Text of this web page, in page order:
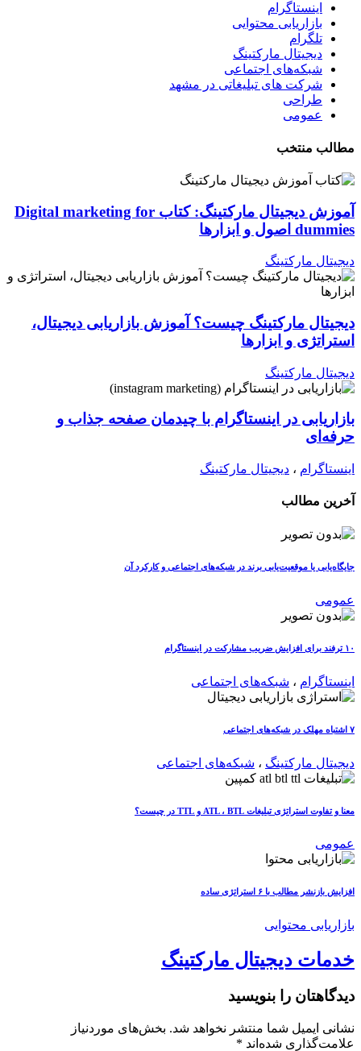
اینستاگرام
بازاریابی محتوایی
تلگرام
دیجیتال مارکتینگ
شبکه‌های اجتماعی
شرکت های تبلیغاتی در مشهد
طراحی
عمومی
مطالب منتخب
آموزش دیجیتال مارکتینگ: کتاب Digital marketing for
dummies اصول و ابزارها
دیجیتال مارکتینگ
دیجیتال مارکتینگ چیست؟ آموزش بازاریابی دیجیتال،
استراتژی و ابزارها
دیجیتال مارکتینگ
بازاریابی در اینستاگرام با چیدمان صفحه جذاب و
حرفه‌ای
اینستاگرام ، دیجیتال مارکتینگ
آخرین مطالب
جایگاه‌یابی یا موقعیت‌یابی برند در شبکه‌های اجتماعی و کارکرد آن
عمومی
۱۰ ترفند برای افزایش ضریب مشارکت در اینستاگرام
اینستاگرام ، شبکه‌های اجتماعی
۷ اشتباه مهلک در شبکه‌های اجتماعی
دیجیتال مارکتینگ ، شبکه‌های اجتماعی
معنا و تفاوت استراتژی تبلیغات ATL ، BTL و TTL در چیست؟
عمومی
افزایش بازنشر مطالب با ۶ استراتژی ساده
بازاریابی محتوایی
خدمات دیجیتال مارکتینگ
دیدگاهتان را بنویسید
نشانی ایمیل شما منتشر نخواهد شد. بخش‌های موردنیاز
علامت‌گذاری شده‌اند *